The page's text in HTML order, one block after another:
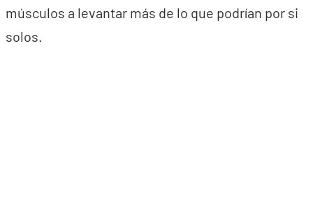
músculos a levantar más de lo que podrían por si
solos.